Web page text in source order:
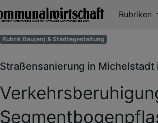
Rubriken
Rubrik Bau(en) & Städtegestaltung
Straßensanierung in Michelstadt